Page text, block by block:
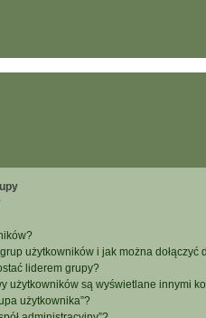
użytkowników i jak można dołączyć
liderem grupy?
użytkowników są wyświetlane innymi
użytkownika”?